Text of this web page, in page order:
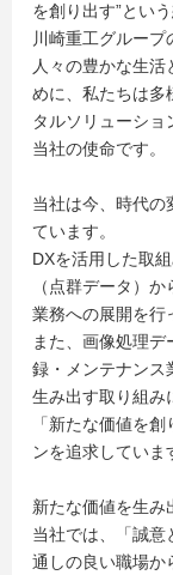
を創り出す”とい
川崎重工グルー
人々の豊かな生
めに、私たちは多
タルソリューシ
当社の使命です。
当社は今、時代の
ています。
DXを活用した取
（点群データ）
業務への展開を行
また、画像処理
録・メンテナンス
生み出す取り組み
「新たな価値を
ンを追求していま
新たな価値を生み
当社では、「誠意
通しの良い職場か